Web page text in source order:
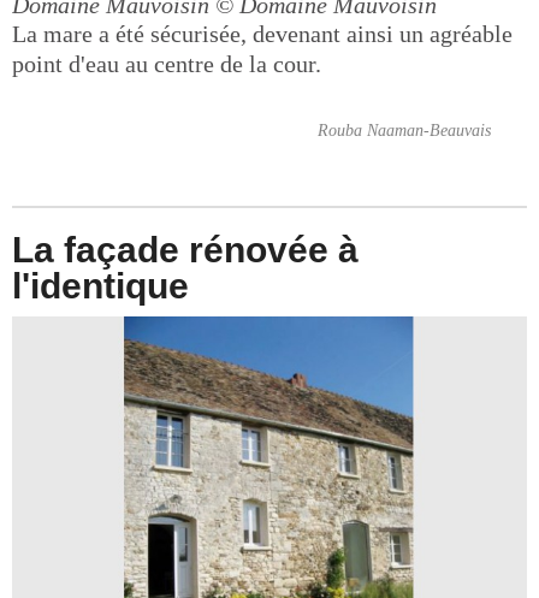
La mare a été sécurisée, devenant ainsi un agréable
point d'eau au centre de la cour.
Rouba Naaman-Beauvais
La façade rénovée à
l'identique